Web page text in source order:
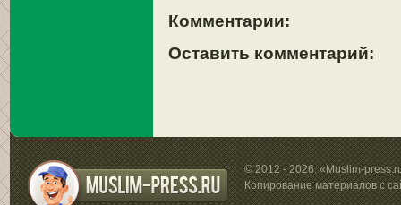
Комментарии:
Оставить комментарий:
© 2012 - 2026. «Muslim-
Копирование материалов с